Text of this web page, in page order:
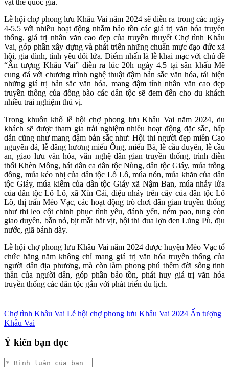
Lễ hội chợ phong lưu Khâu Vai năm 2024 sẽ diễn ra trong các ngày
4-5.5 với nhiều hoạt động nhằm bảo tồn các giá trị văn hóa truyền
thống, giá trị nhân văn cao đẹp của truyền thuyết Chợ tình Khâu
Vai, góp phần xây dựng và phát triển những chuẩn mực đạo đức xã
hội, gia đình, tình yêu đôi lứa. Điểm nhấn là lễ khai mạc với chủ đề
“Ấn tượng Khâu Vai” diễn ra lúc 20h ngày 4.5 tại sân khấu Mê
cung đá với chương trình nghệ thuật đậm bản sắc văn hóa, tái hiện
những giá trị bản sắc văn hóa, mang đậm tính nhân văn cao đẹp
truyền thống của đồng bào các dân tộc sẽ đem đến cho du khách
nhiều trải nghiệm thú vị.
Trong khuôn khổ lễ hội chợ phong lưu Khâu Vai năm 2024, du
khách sẽ được tham gia trải nghiệm nhiều hoạt động đặc sắc, hấp
dẫn cũng như mang đậm bản sắc như: Hội thi người đẹp miền Cao
nguyên đá, lễ dâng hương miếu Ông, miếu Bà, lễ cầu duyên, lễ cầu
an, giao lưu văn hóa, văn nghệ dân gian truyền thống, trình diễn
thổi Khèn Mông, hát dân ca dân tộc Nùng, dân tộc Giáy, múa trống
đồng, múa kéo nhị của dân tộc Lô Lô, múa nón, múa khăn của dân
tộc Giáy, múa kiếm của dân tộc Giáy xã Nậm Ban, múa nhảy lửa
của dân tộc Lô Lô, xã Xín Cái, điệu nhảy trên cây của dân tộc Lô
Lô, thị trấn Mèo Vạc, các hoạt động trò chơi dân gian truyền thống
như thi leo cột chinh phục tình yêu, đánh yến, ném pao, tung còn
giao duyên, bắn nỏ, bịt mắt bắt vịt, hội thi đua lợn đen Lũng Pù, địu
nước, giã bánh dày.
Lễ hội chợ phong lưu Khâu Vai năm 2024 được huyện Mèo Vạc tổ
chức hằng năm không chỉ mang giá trị văn hóa truyền thống của
người dân địa phương, mà còn làm phong phú thêm đời sống tinh
thần của người dân, góp phần bảo tồn, phát huy giá trị văn hóa
truyền thống các dân tộc gắn với phát triển du lịch.
Chợ tình Khâu Vai Lễ hội chợ phong lưu Khâu Vai 2024 Ấn tượng
Khâu Vai
Ý kiến bạn đọc